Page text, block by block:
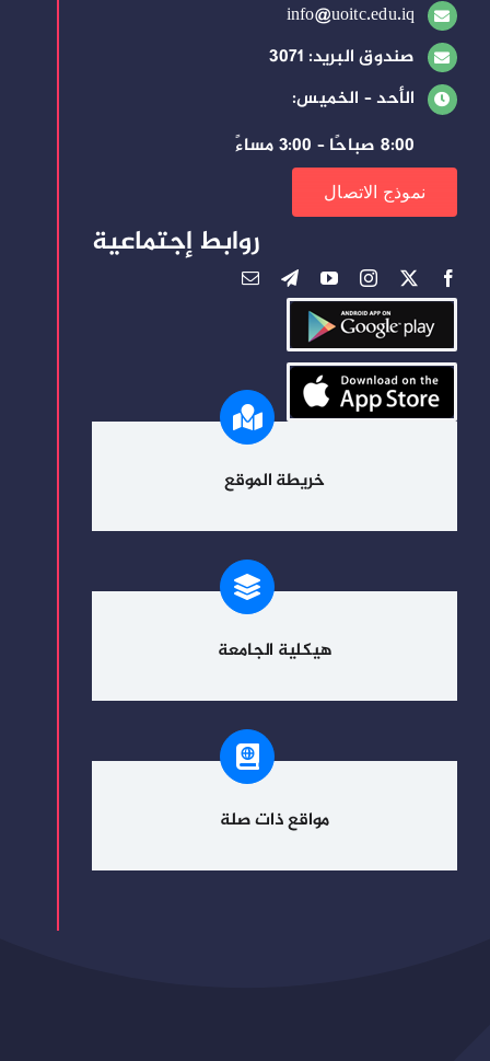
info@uoitc.edu.iq
صندوق البريد: 3071
الأحد – الخميس:
8:00 صباحًا – 3:00 مساءً
نموذج الاتصال
روابط إجتماعية
خريطة الموقع
هيكلية الجامعة
مواقع ذات صلة